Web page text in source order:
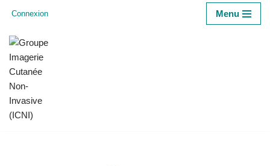
au
contenu
Connexion Menu